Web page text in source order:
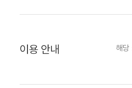
이용 안내 해당